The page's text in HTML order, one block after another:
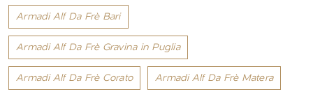
Armadi Alf Da Frè Bari
Armadi Alf Da Frè Gravina in Puglia
Armadi Alf Da Frè Corato Armadi Alf Da Frè Matera